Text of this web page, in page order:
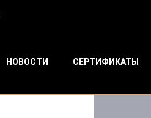
НОВОСТИ СЕРТИФИКАТЫ